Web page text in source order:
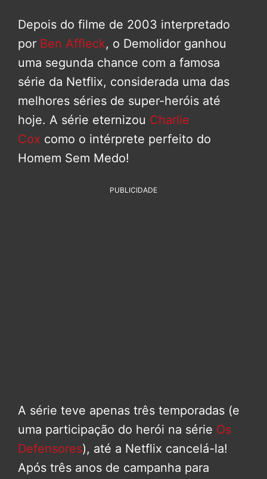
Depois do filme de 2003 interpretado
por Ben Affleck, o Demolidor ganhou
uma segunda chance com a famosa
série da Netflix, considerada uma das
melhores séries de super-heróis até
hoje. A série eternizou Charlie
Cox como o intérprete perfeito do
Homem Sem Medo!
PUBLICIDADE
A série teve apenas três temporadas (e
uma participação do herói na série Os
Defensores), até a Netflix cancelá-la!
Após três anos de campanha para